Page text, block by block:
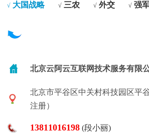
√ 大国战略 √ 三农 √ 外交 √ 强
北京云阿云互联网技术服务有限
北京市平谷区中关村科技园区平
注册）
13811016198 (段小丽)